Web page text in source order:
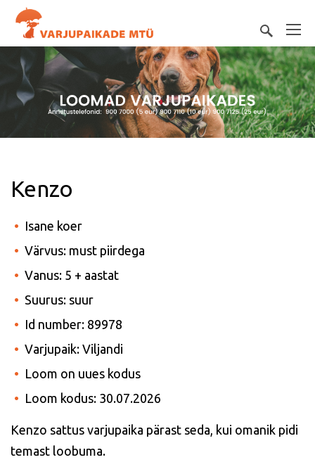
Kenzo
Isane koer
Värvus: must piirdega
Vanus: 5 + aastat
Suurus: suur
Id number: 89978
Varjupaik: Viljandi
Loom on uues kodus
Loom kodus: 30.07.2026
Kenzo sattus varjupaika pärast seda, kui omanik pidi
temast loobuma.